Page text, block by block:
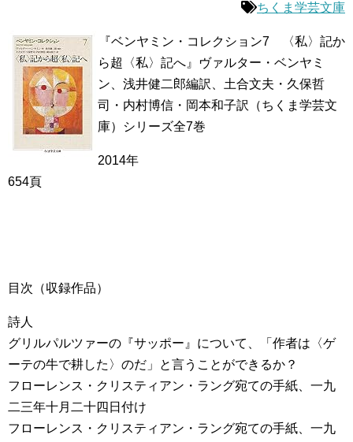
ちくま学芸文庫
『ベンヤミン・コレクション7 〈私〉記か
ら超〈私〉記へ』ヴァルター・ベンヤミ
ン、浅井健二郎編訳、土合文夫・久保哲
司・内村博信・岡本和子訳（ちくま学芸文
庫）シリーズ全7巻
2014年
654頁
目次（収録作品）
詩人
グリルパルツァーの『サッポー』について、「作者は〈ゲ
ーテの牛で耕した〉のだ」と言うことができるか？
フローレンス・クリスティアン・ラング宛ての手紙、一九
二三年十月二十四日付け
フローレンス・クリスティアン・ラング宛ての手紙、一九